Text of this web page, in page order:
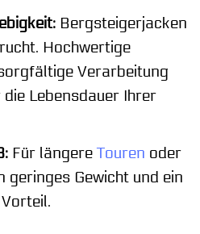
Bergsteigerjacken
Hochwertige
Verarbeitung
Lebensdauer Ihrer
Für längere Touren oder
Gewicht und ein